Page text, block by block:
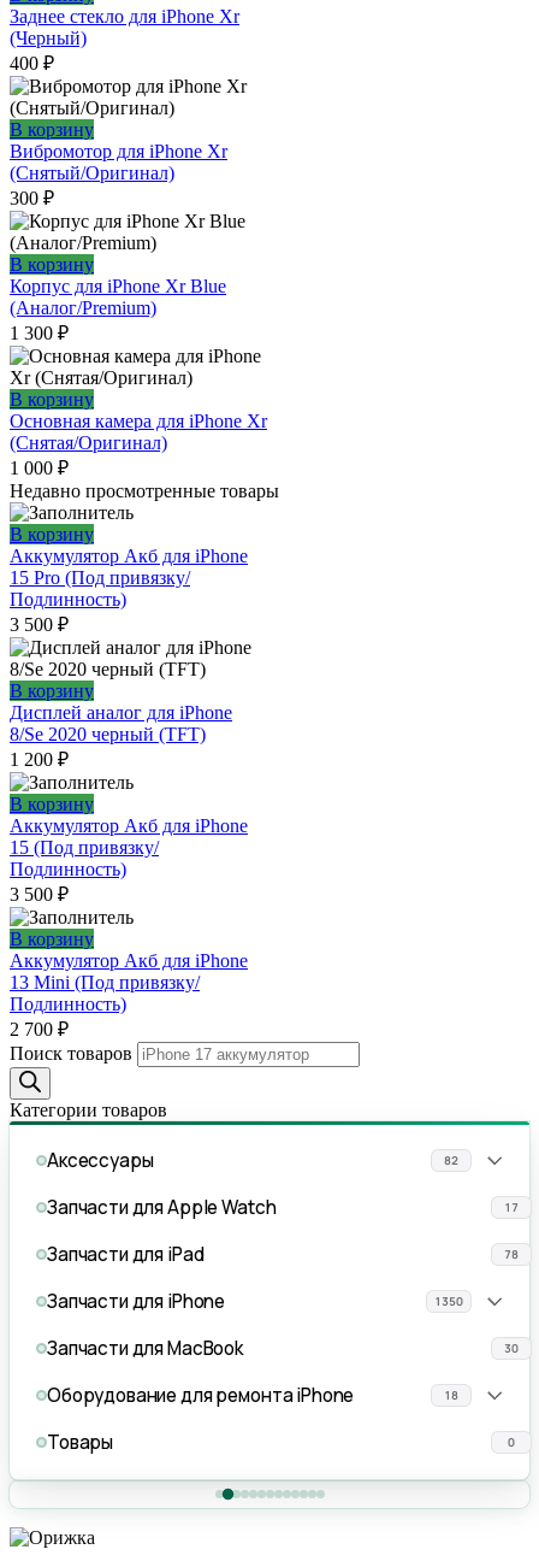
Заднее стекло для iPhone Xr
(Черный)
400 ₽
В корзину
Вибромотор для iPhone Xr
(Снятый/Оригинал)
300 ₽
В корзину
Корпус для iPhone Xr Blue
(Аналог/Premium)
1 300 ₽
В корзину
Основная камера для iPhone Xr
(Снятая/Оригинал)
1 000 ₽
Недавно просмотренные товары
В корзину
Аккумулятор Акб для iPhone
15 Pro (Под привязку/
Подлинность)
3 500 ₽
В корзину
Дисплей аналог для iPhone
8/Se 2020 черный (TFT)
1 200 ₽
В корзину
Аккумулятор Акб для iPhone
15 (Под привязку/
Подлинность)
3 500 ₽
В корзину
Аккумулятор Акб для iPhone
13 Mini (Под привязку/
Подлинность)
2 700 ₽
Поиск товаров
Категории товаров
Аксессуары 82
Запчасти для Apple Watch 17
Запчасти для iPad 78
Запчасти для iPhone 1350
Запчасти для MacBook 30
Оборудование для ремонта iPhone 18
Товары 0